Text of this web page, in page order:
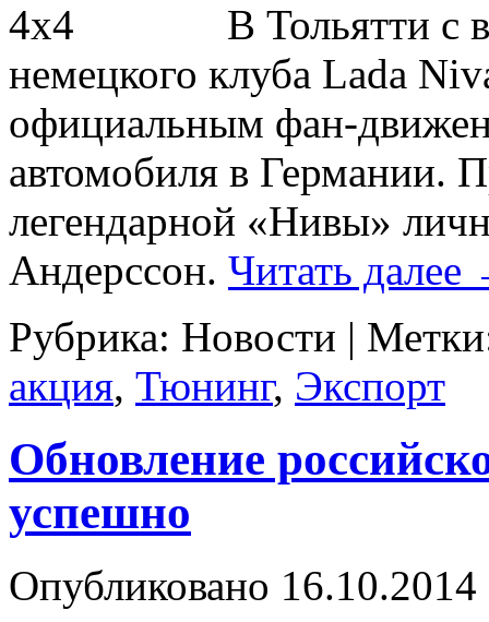
В Тольятти с
немецкого клуба Lada
официальным фан-
автомобиля в Германии.
легендарной «Нивы»
Андерссон. Читать далее
Рубрика: Новости |
акция, Тюнинг, Экспорт
Обновление
успешно
Опубликовано 16.10.2014